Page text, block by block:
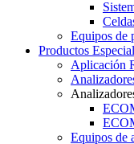
Equipos de
Productos
Aplicación
Equipos de